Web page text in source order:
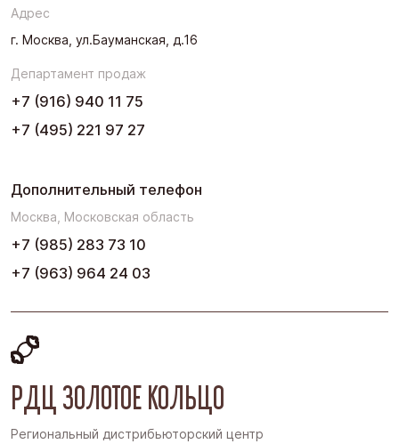
Урал
Адрес
г. Москва, ул.Бауманская, д.16
Департамент продаж
+7 (916) 940 11 75
+7 (495) 221 97 27
Дополнительный телефон
Москва, Московская область
+7 (985) 283 73 10
+7 (963) 964 24 03
РДЦ ЗОЛОТОЕ КОЛЬЦО
Региональный дистрибьюторский центр